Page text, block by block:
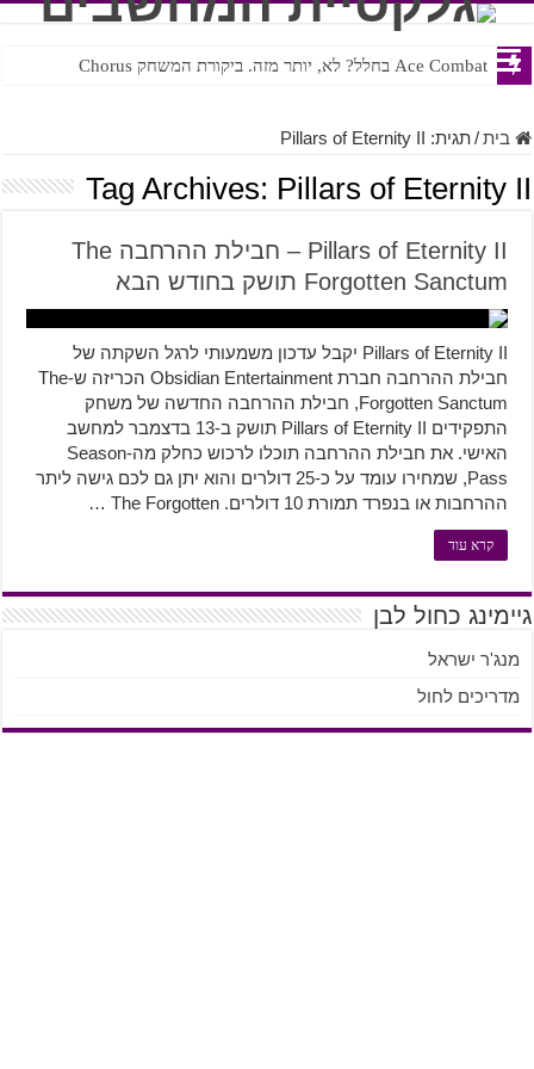
Ace Combat בחלל? לא, יותר מזה. ביקורת המשחק Chorus
Steven Universe והשירים שתורגמו בצורה נוראית לעברית
בית/תגית: Pillars of Eternity II
Tag Archives: Pillars of Eternity II
Pillars of Eternity II – חבילת ההרחבה The
Forgotten Sanctum תושק בחודש הבא
Pillars of Eternity II יקבל עדכון משמעותי לרגל השקתה של
חבילת ההרחבה חברת Obsidian Entertainment הכריזה ש-The
Forgotten Sanctum, חבילת ההרחבה החדשה של משחק
התפקידים Pillars of Eternity II תושק ב-13 בדצמבר למחשב
האישי. את חבילת ההרחבה תוכלו לרכוש כחלק מה-Season
Pass, שמחירו עומד על כ-25 דולרים והוא יתן גם לכם גישה ליתר
ההרחבות או בנפרד תמורת 10 דולרים. The Forgotten …
קרא עוד
גיימינג כחול לבן
מנג'ר ישראל
מדריכים לחול